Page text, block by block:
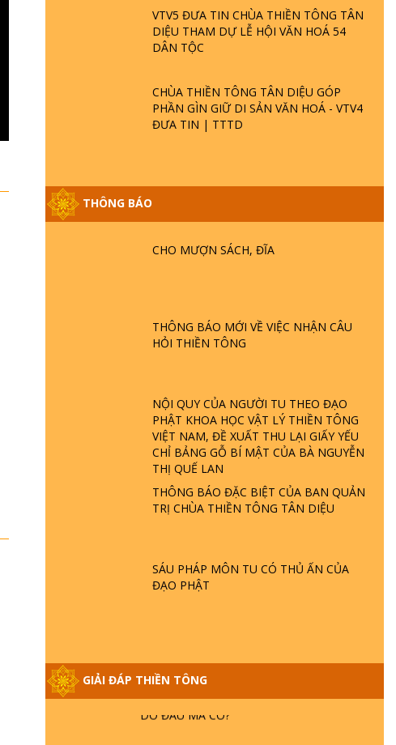
VTV5 ĐƯA TIN CHÙA THIỀN TÔNG TÂN
DIỆU THAM DỰ LỄ HỘI VĂN HOÁ 54
DÂN TỘC
CHÙA THIỀN TÔNG TÂN DIỆU GÓP
PHẦN GÌN GIỮ DI SẢN VĂN HOÁ - VTV4
ĐƯA TIN | TTTD
THÔNG BÁO
CHO MƯỢN SÁCH, ĐĨA
THÔNG BÁO MỚI VỀ VIỆC NHẬN CÂU
HỎI THIỀN TÔNG
NỘI QUY CỦA NGƯỜI TU THEO ĐẠO
PHẬT KHOA HỌC VẬT LÝ THIỀN TÔNG
VIỆT NAM, ĐỀ XUẤT THU LẠI GIẤY YẾU
CHỈ BẢNG GỖ BÍ MẬT CỦA BÀ NGUYỄN
THỊ QUẾ LAN
THÔNG BÁO ĐẶC BIỆT CỦA BAN QUẢN
TRỊ CHÙA THIỀN TÔNG TÂN DIỆU
SÁU PHÁP MÔN TU CÓ THỦ ẤN CỦA
ĐẠO PHẬT
GIẢI ĐÁP THIỀN TÔNG
GIẢI ĐÁP ĐẶC BIỆT P25 - SUỐT 49 NĂM
PHẬT KHÔNG NÓI? HỘI LONG HOA LÀ
HỘI GÌ? TỬ VÌ ĐẠO
PHẬT GIỚI CÓ THỜI GIAN KHÔNG? |
TTTD
LÀ AI? QUỶ SA TĂNG? | TTTD
GIẢI ĐÁP THIỀN TÔNG ĐẶC BIỆT P22 - TẠI
SAO TRÁI ĐẤT NHIỀU THIÊN TAI - LŨ LỤT
- HỎA HOẠN | TTTD
GIẢI ĐÁP THIỀN TÔNG ĐẶC BIỆT P21 - TẠI
GIẢI ĐÁP VỀ LỄ TIỄN THIỀN TÔNG SƯ
GIẢI ĐÁP THIỀN TÔNG ĐẶC BIỆT PHẦN 20
- BÁC NGUYỄN NHÂN LÀ AI? PHIỀN NÃO
DO ĐÂU MÀ CÓ?